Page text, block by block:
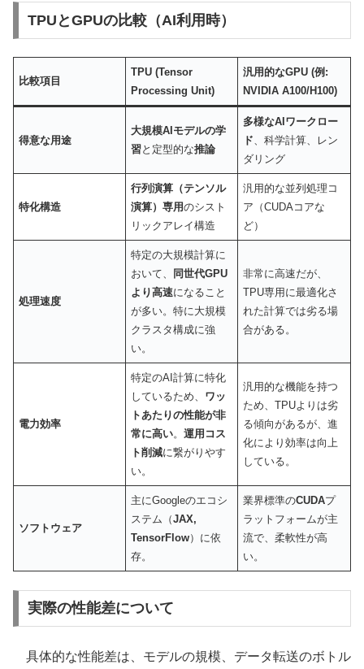
TPUとGPUの比較（AI利用時）
比較項目
TPU (Tensor
Processing Unit)
汎用的なGPU (例:
NVIDIA A100/H100)
得意な用途
大規模AIモデルの学
習と定型的な推論
多様なAIワークロー
ド、科学計算、レン
ダリング
特化構造
行列演算（テンソル
演算）専用のシスト
リックアレイ構造
汎用的な並列処理コ
ア（CUDAコアな
ど）
処理速度
特定の大規模計算に
おいて、
同世代GPU
より高速になること
が多い。特に大規模
クラスタ構成に強
い。
非常に高速だが、
TPU専用に最適化さ
れた計算では劣る場
合がある。
電力効率
特定のAI計算に特化
しているため、 ワッ
トあたりの性能が非
常に高い。運用コス
ト削減に繋がりやす
い。
汎用的な機能を持つ
ため、TPUよりは劣
る傾向があるが、進
化により効率は向上
している。
ソフトウェア
主にGoogleのエコシ
ステム（JAX,
TensorFlow）に依
存。
業界標準のCUDAプ
ラットフォームが主
流で、柔軟性が高
い。
実際の性能差について
具体的な性能差は、モデルの規模、データ転送のボトル